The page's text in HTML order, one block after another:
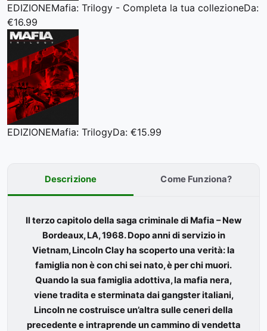
EDIZIONEMafia: Trilogy - Completa la tua collezioneDa:
€16.99
EDIZIONEMafia: TrilogyDa: €15.99
Descrizione Come Funziona?
Il terzo capitolo della saga criminale di Mafia – New
Bordeaux, LA, 1968. Dopo anni di servizio in
Vietnam, Lincoln Clay ha scoperto una verità: la
famiglia non è con chi sei nato, è per chi muori.
Quando la sua famiglia adottiva, la mafia nera,
viene tradita e sterminata dai gangster italiani,
Lincoln ne costruisce un’altra sulle ceneri della
precedente e intraprende un cammino di vendetta